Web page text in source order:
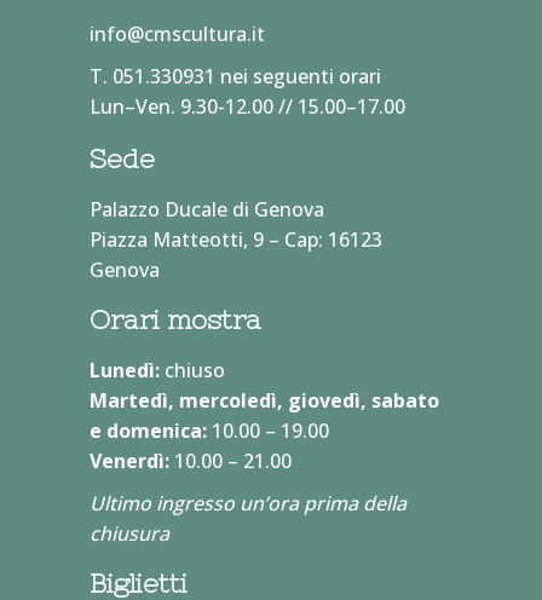
info@cmscultura.it
T. 051.330931 nei seguenti orari
Lun–Ven. 9.30-12.00 // 15.00–17.00
Sede
Palazzo Ducale di Genova
Piazza Matteotti, 9 – Cap: 16123
Genova
Orari mostra
Lunedì: chiuso
Martedì, mercoledì, giovedì, sabato
e domenica: 10.00 – 19.00
Venerdì: 10.00 – 21.00
Ultimo ingresso un’ora prima della
chiusura
Biglietti